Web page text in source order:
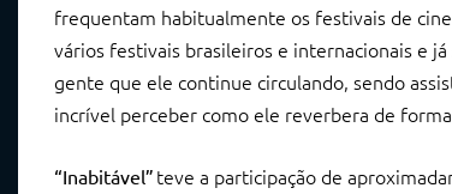
frequentam habitualmente os festivais de
vários festivais brasileiros e internacionais e
gente que ele continue circulando, sendo
incrível perceber como ele reverbera de
“Inabitável” teve a participação de